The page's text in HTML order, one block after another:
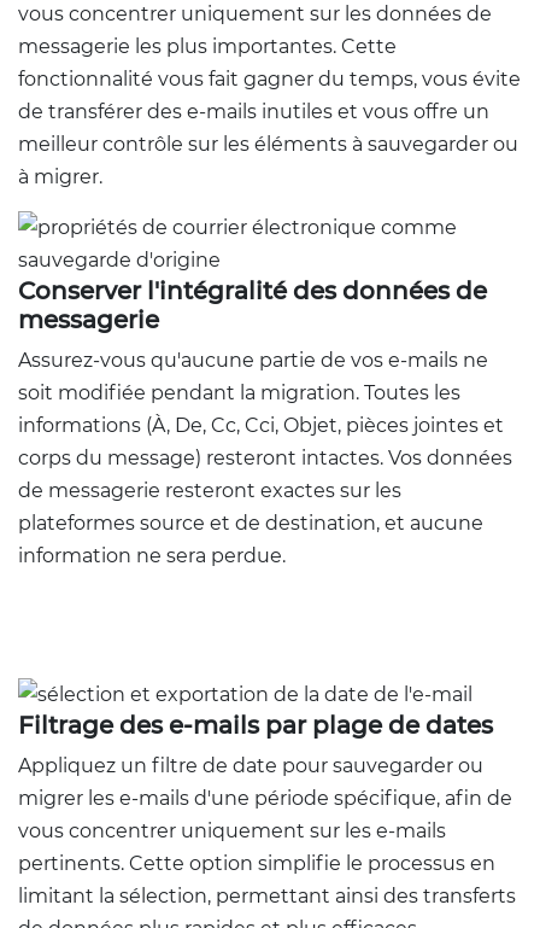
vous concentrer uniquement sur les données de
messagerie les plus importantes. Cette
fonctionnalité vous fait gagner du temps, vous évite
de transférer des e-mails inutiles et vous offre un
meilleur contrôle sur les éléments à sauvegarder ou
à migrer.
Conserver l'intégralité des données de
messagerie
Assurez-vous qu'aucune partie de vos e-mails ne
soit modifiée pendant la migration. Toutes les
informations (À, De, Cc, Cci, Objet, pièces jointes et
corps du message) resteront intactes. Vos données
de messagerie resteront exactes sur les
plateformes source et de destination, et aucune
information ne sera perdue.
Filtrage des e-mails par plage de dates
Appliquez un filtre de date pour sauvegarder ou
migrer les e-mails d'une période spécifique, afin de
vous concentrer uniquement sur les e-mails
pertinents. Cette option simplifie le processus en
limitant la sélection, permettant ainsi des transferts